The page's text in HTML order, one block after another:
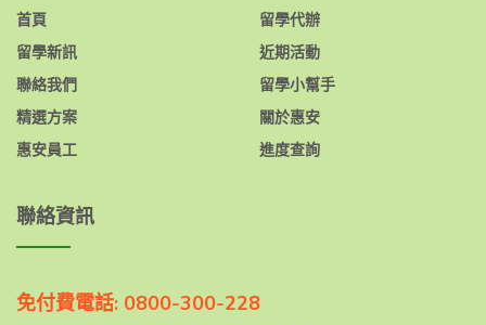
首頁
留學新訊
聯絡我們
精選方案
惠安員工
留學代辦
近期活動
留學小幫手
關於惠安
進度查詢
聯絡資訊
免付費電話: 0800-300-228